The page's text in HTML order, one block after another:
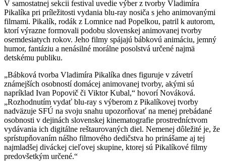
V samostatnej sekcii festival uvedie výber z tvorby Vladimíra
Pikalíka pri príležitosti vydania blu-ray nosiča s jeho animovanými
filmami. Pikalík, rodák z Lomnice nad Popelkou, patril k autorom,
ktorí výrazne formovali podobu slovenskej animovanej tvorby
osemdesiatych rokov. Jeho filmy spájajú bábkovú animáciu, jemný
humor, fantáziu a nenásilné morálne posolstvá určené najmä
detskému publiku.
„Bábková tvorba Vladimíra Pikalíka dnes figuruje v závetrí
známejších osobností domácej animovanej tvorby, akými sú
napríklad Ivan Popovič či Viktor Kubal,“ hovorí Nováková.
„Rozhodnutím vydať blu-ray s výberom z Pikalíkovej tvorby
nadväzuje SFÚ na svoju snahu upozorňovať na menej prebádané
osobnosti v dejinách slovenskej kinematografie prostredníctvom
vydávania ich digitálne reštaurovaných diel. Nemenej dôležité je, že
sprístupňovaním nášho filmového dedičstva ho prinášame aj tej
najmladšej diváckej cieľovej skupine, ktorej sú Pikalíkové filmy
predovšetkým určené.“